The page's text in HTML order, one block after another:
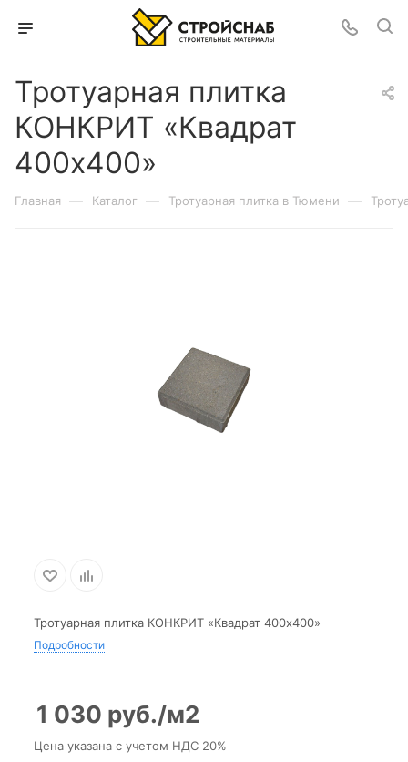
Тротуарная плитка
КОНКРИТ «Квадрат
400х400»
Главная — Каталог — Тротуарная плитка в Тюмени —
Тротуарная плитка КОНКРИТ «Квадрат 400х400»
Подробности
1 030 руб./м2
Цена указана с учетом НДС 20%